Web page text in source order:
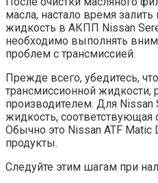
масла, настало время
жидкость в АКПП Nissan
необходимо выполнять
проблем с трансмиссией.
Прежде всего, убедитесь,
трансмиссионной
производителем. Для Nissan
жидкость, соответствующая
Обычно это Nissan ATF Matic
продукты.
Следуйте этим шагам при